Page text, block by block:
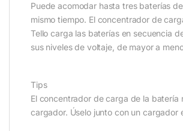
Puede acomodar hasta tres baterías
mismo tiempo. El concentrador de
Tello carga las baterías en secuencia
sus niveles de voltaje, de mayor a
Tips
El concentrador de carga de la batería
cargador. Úselo junto con un cargador